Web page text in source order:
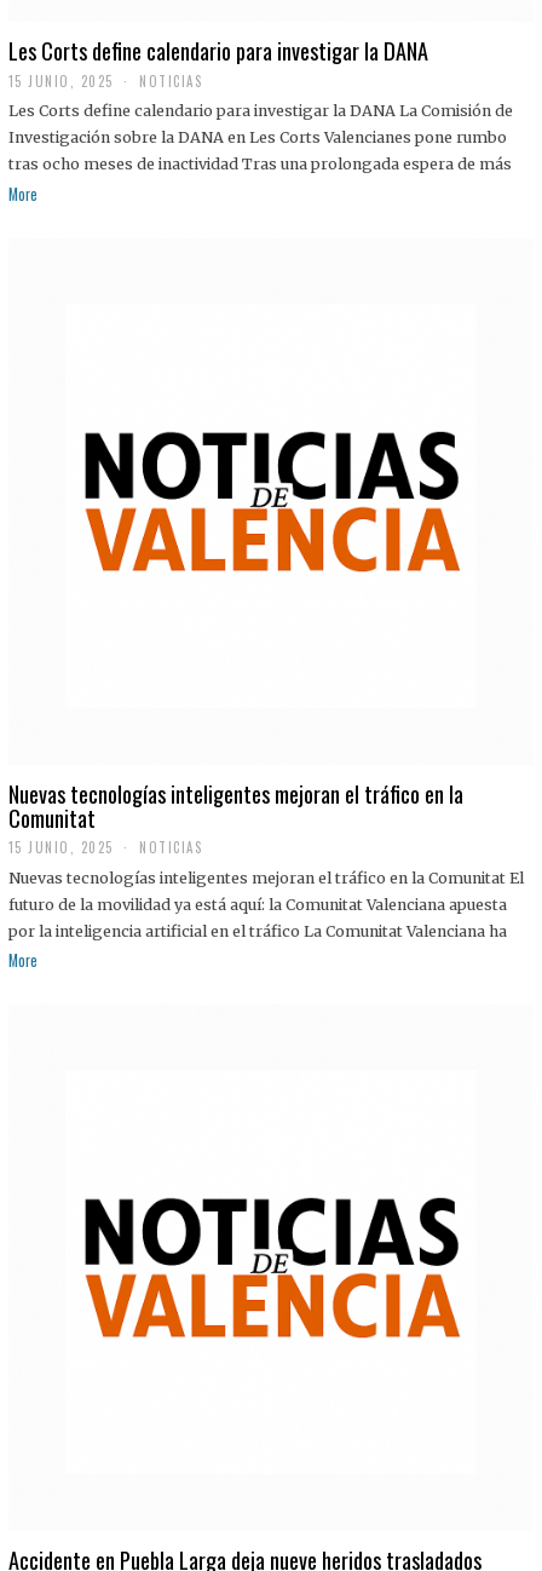
Les Corts define calendario para investigar la DANA
15 JUNIO, 2025 NOTICIAS
Les Corts define calendario para investigar la DANA La Comisión de
Investigación sobre la DANA en Les Corts Valencianes pone rumbo
tras ocho meses de inactividad Tras una prolongada espera de más
More
Nuevas tecnologías inteligentes mejoran el tráfico en la
Comunitat
15 JUNIO, 2025 NOTICIAS
Nuevas tecnologías inteligentes mejoran el tráfico en la Comunitat El
futuro de la movilidad ya está aquí: la Comunitat Valenciana apuesta
por la inteligencia artificial en el tráfico La Comunitat Valenciana ha
More
Accidente en Puebla Larga deja nueve heridos trasladados